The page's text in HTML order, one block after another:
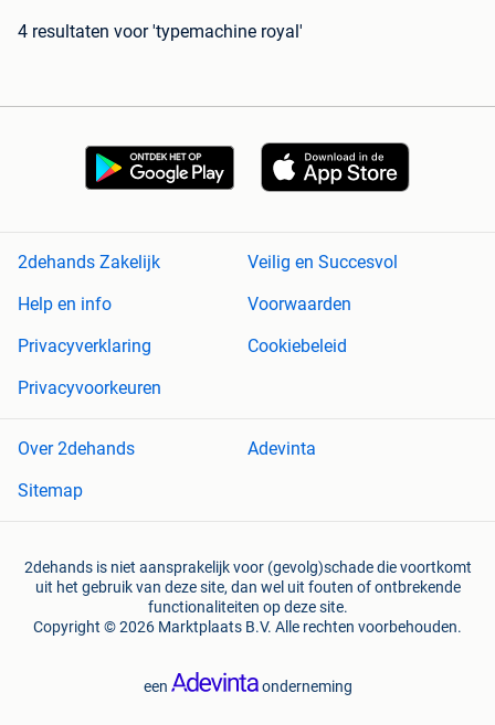
4 resultaten voor 'typemachine royal'
2dehands Zakelijk
Veilig en Succesvol
Help en info
Voorwaarden
Privacyverklaring
Cookiebeleid
Privacyvoorkeuren
Over 2dehands
Adevinta
Sitemap
2dehands is niet aansprakelijk voor (gevolg)schade die voortkomt
uit het gebruik van deze site, dan wel uit fouten of ontbrekende
functionaliteiten op deze site.
Copyright © 2026 Marktplaats B.V. Alle rechten voorbehouden.
een onderneming